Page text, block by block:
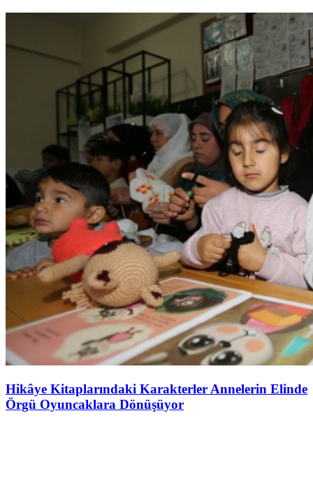
Hikâye Kitaplarındaki Karakterler Annelerin Elinde
Örgü Oyuncaklara Dönüşüyor